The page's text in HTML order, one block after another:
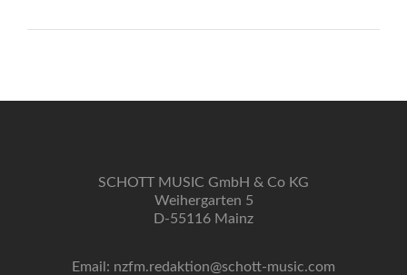
SCHOTT MUSIC GmbH & Co KG
Weihergarten 5
D-55116 Mainz
Email: nzfm.redaktion@schott-music.com